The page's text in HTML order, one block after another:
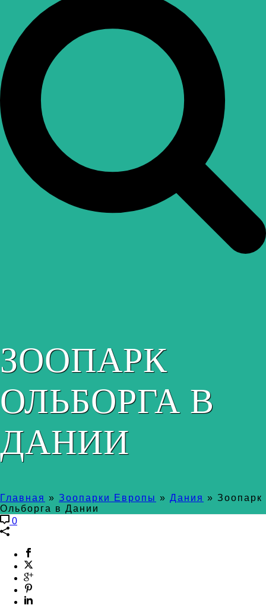
ЗООПАРК
ОЛЬБОРГА В
ДАНИИ
Главная » Зоопарки Европы » Дания » Зоопарк
Ольборга в Дании
0